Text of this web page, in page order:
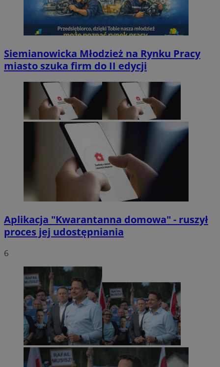
Siemianowicka Młodzież na Rynku Pracy
miasto szuka firm do II edycji
Aplikacja "Kwarantanna domowa" - ruszył
proces jej udostępniania
6